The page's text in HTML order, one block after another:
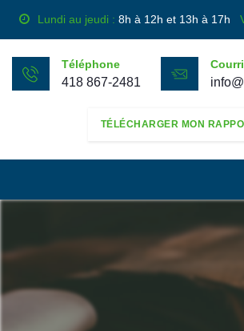
Lundi au jeudi : 8h à 12h et 13h à 17h
Téléphone
418 867-2481
TÉLÉCHARGER MON